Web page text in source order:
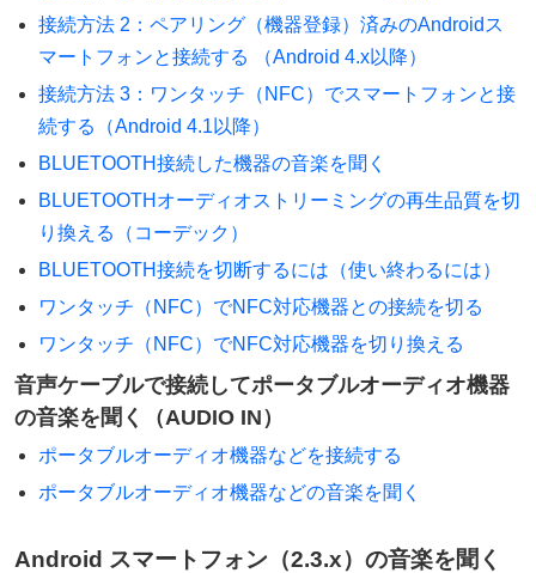
接続方法 2：ペアリング（機器登録）済みのAndroidス
マートフォンと接続する （Android 4.x以降）
接続方法 3：ワンタッチ（NFC）でスマートフォンと接
続する（Android 4.1以降）
BLUETOOTH接続した機器の音楽を聞く
BLUETOOTHオーディオストリーミングの再生品質を切
り換える（コーデック）
BLUETOOTH接続を切断するには（使い終わるには）
ワンタッチ（NFC）でNFC対応機器との接続を切る
ワンタッチ（NFC）でNFC対応機器を切り換える
音声ケーブルで接続してポータブルオーディオ機器
の音楽を聞く（AUDIO IN）
ポータブルオーディオ機器などを接続する
ポータブルオーディオ機器などの音楽を聞く
Android スマートフォン（2.3.x）の音楽を聞く